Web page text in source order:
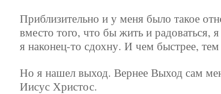
Приблизительно и у меня было такое
вместо того, что бы жить и радоваться,
я наконец-то сдохну. И чем быстрее,
Но я нашел выход. Вернее Выход сам
Иисус Христос.